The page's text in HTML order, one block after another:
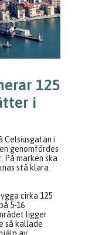
125
i
Celsiusgatan i
genomfördes
På marken ska
stå klara
cirka 125
5-16
ligger
så kallade